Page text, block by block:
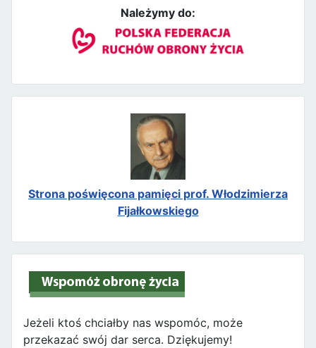
Należymy do:
Strona poświęcona pamięci prof. Włodzimierza
Fijałkowskiego
Jeżeli ktoś chciałby nas wspomóc, może
przekazać swój dar serca. Dziękujemy!